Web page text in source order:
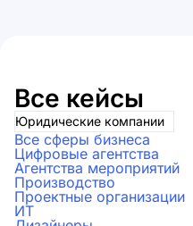
Все кейсы
Юридические компании
Все сферы бизнеса
Цифровые агентства
Агентства мероприятий
Производство
Проектные организации
ИТ